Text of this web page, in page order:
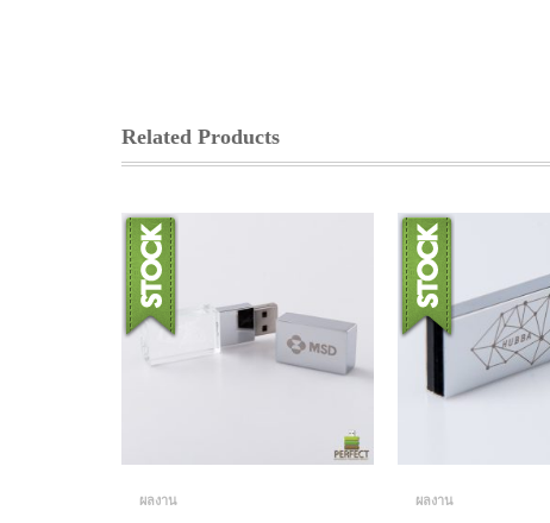
Related Products
ผลงาน ผลงาน